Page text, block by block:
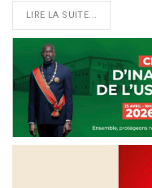
LIRE LA SUITE...